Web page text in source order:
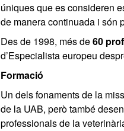
úniques que es consideren
de manera continuada i són
Des de 1998, més de60
d’Especialista europeu
Formació
Un dels fonaments de la
de la UAB, però també
professionals de la